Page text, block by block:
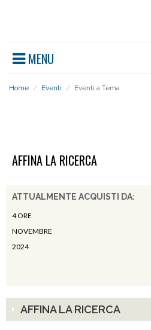
MENU
Home / Eventi / Eventi a Tema
AFFINA LA RICERCA
ATTUALMENTE ACQUISTI DA:
4 ORE
NOVEMBRE
2024
AFFINA LA RICERCA